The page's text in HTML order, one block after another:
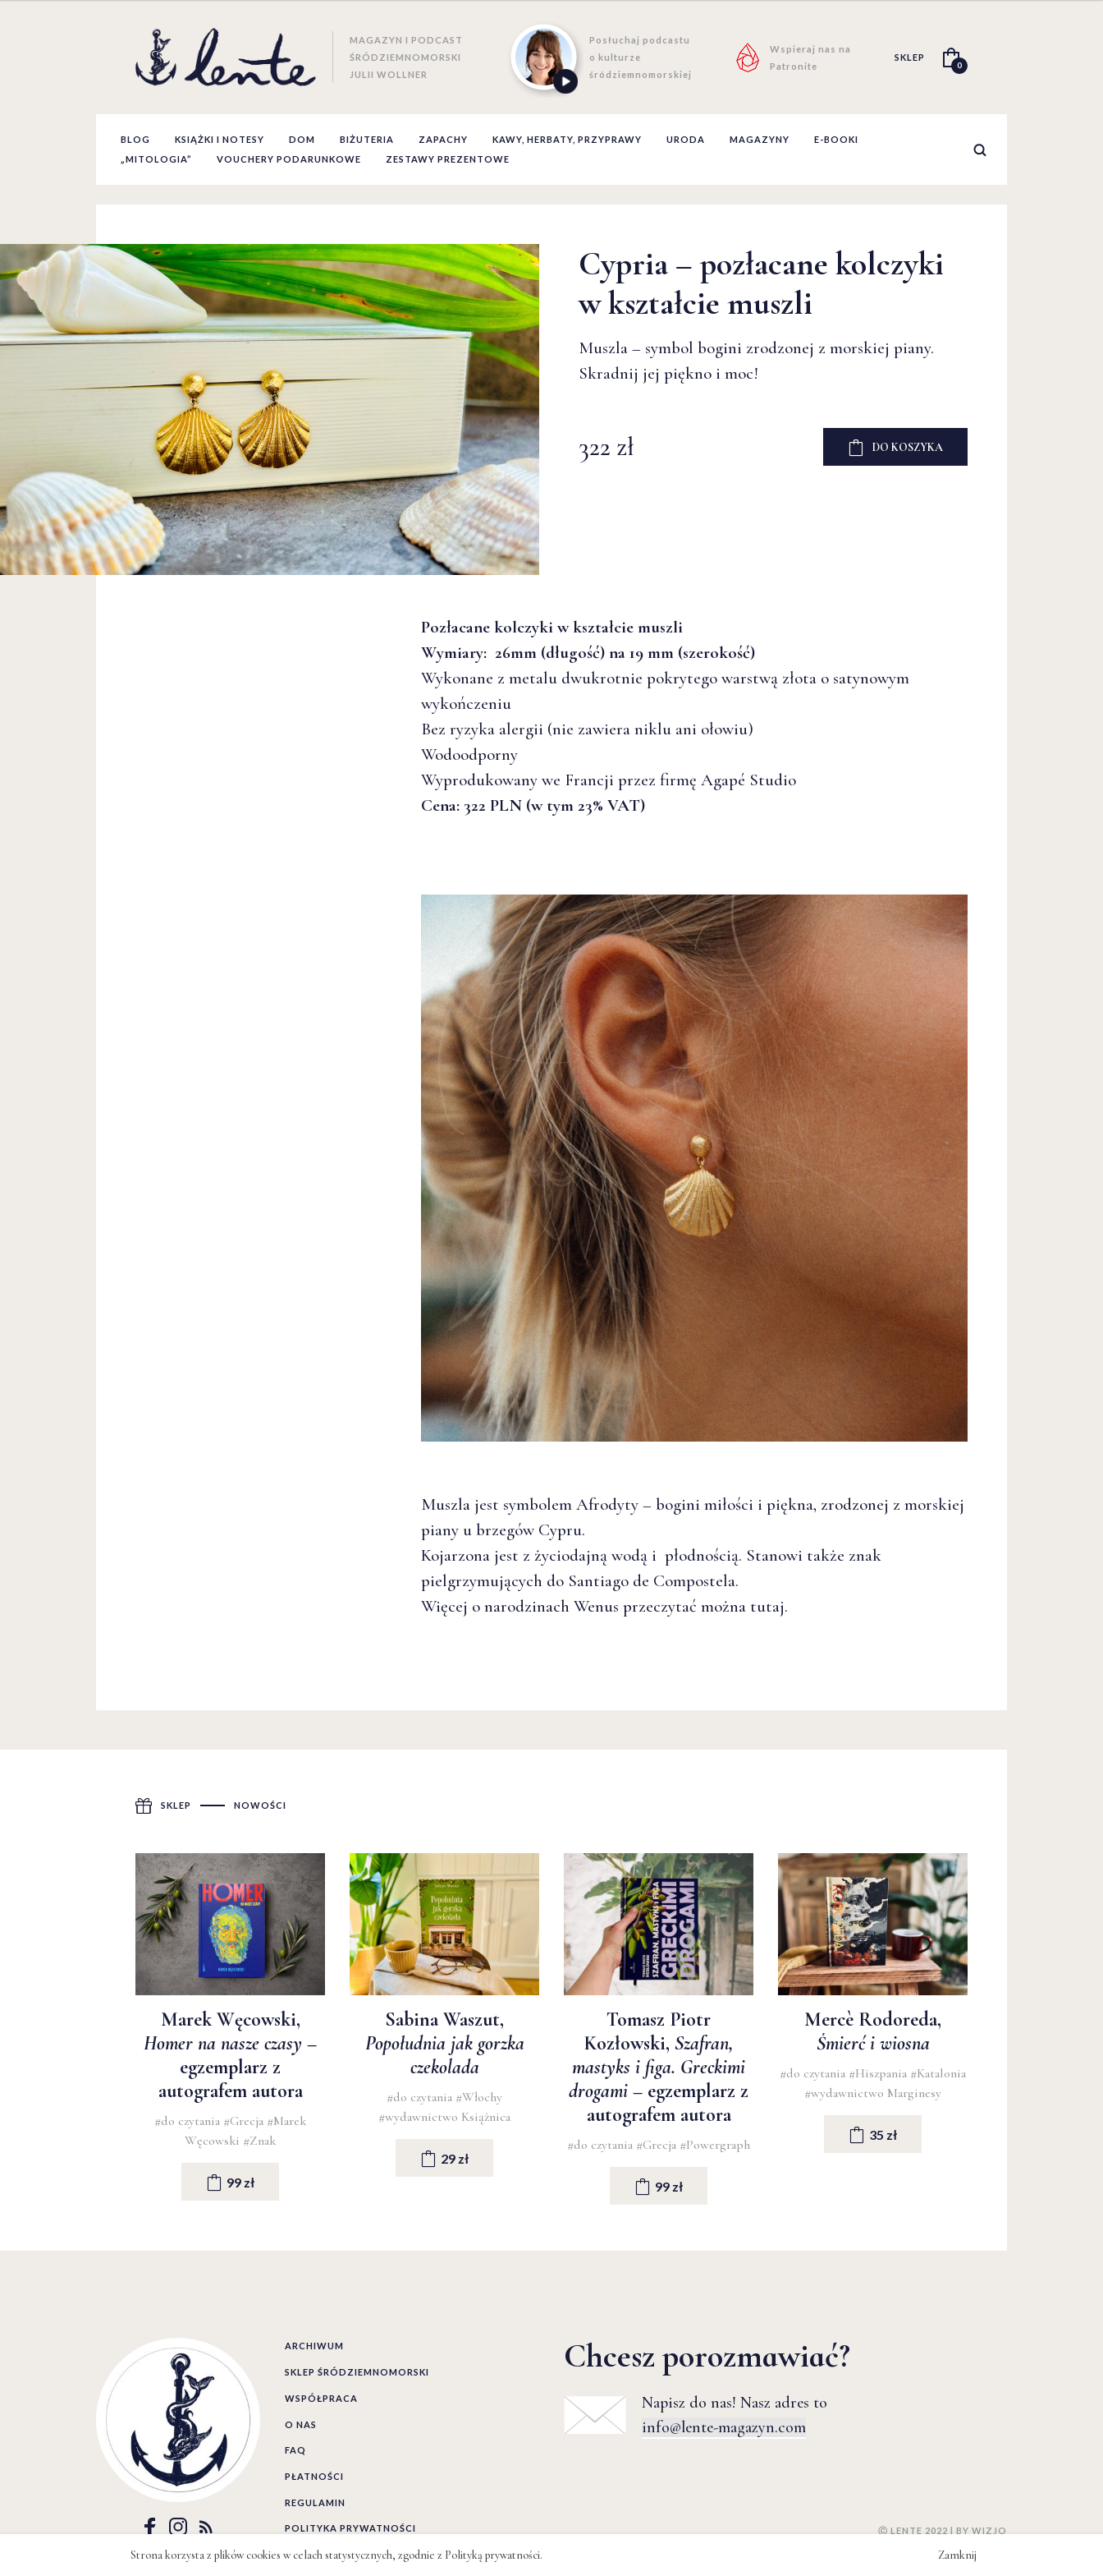
MAGAZYN I PODCAST
ŚRÓDZIEMNOMORSKI
JULII WOLLNER
Posłuchaj podcastu
o kulturze
śródziemnomorskiej
Wspieraj nas na
Patronite
SKLEP
0
BLOG KSIĄŻKI I NOTESY DOM BIŻUTERIA ZAPACHY KAWY, HERBATY, PRZYPRAWY URODA MAGAZYNY
E-BOOKI
„MITOLOGIA”
VOUCHERY PODARUNKOWE ZESTAWY PREZENTOWE
Cypria – pozłacane kolczyki
w kształcie muszli
Muszla – symbol bogini zrodzonej z morskiej piany.
Skradnij jej piękno i moc!
322 zł DO KOSZYKA
Pozłacane kolczyki w kształcie muszli
Wymiary: 26mm (długość) na 19 mm (szerokość)
Wykonane z metalu dwukrotnie pokrytego warstwą złota o satynowym
wykończeniu
Bez ryzyka alergii (nie zawiera niklu ani ołowiu)
Wodoodporny
Wyprodukowany we Francji przez firmę Agapé Studio
Cena: 322 PLN (w tym 23% VAT)
Muszla jest symbolem Afrodyty – bogini miłości i piękna, zrodzonej z morskiej
piany u brzegów Cypru.
Kojarzona jest z życiodajną wodą i płodnością. Stanowi także znak
pielgrzymujących do Santiago de Compostela.
Więcej o narodzinach Wenus przeczytać można tutaj.
SKLEP NOWOŚCI
Marek Węcowski,
Homer na nasze czasy –
egzemplarz z
autografem autora
#do czytania #Grecja #Marek
Węcowski #Znak
99 zł
Sabina Waszut,
Popołudnia jak gorzka
czekolada
#do czytania #Włochy
#wydawnictwo Książnica
29 zł
Tomasz Piotr
Kozłowski, Szafran,
mastyks i figa. Greckimi
drogami – egzemplarz z
autografem autora
#do czytania #Grecja #Powergraph
99 zł
Mercè Rodoreda,
Śmierć i wiosna
#do czytania #Hiszpania #Katalonia
#wydawnictwo Marginesy
35 zł
Chcesz porozmawiać?
Napisz do nas! Nasz adres to
info@lente-magazyn.com
Ⓒ LENTE 2022 | BY WIZJO
ARCHIWUM
SKLEP ŚRÓDZIEMNOMORSKI
WSPÓŁPRACA
O NAS
FAQ
PŁATNOŚCI
REGULAMIN
POLITYKA PRYWATNOŚCI
Strona korzysta z plików cookies w celach statystycznych, zgodnie z Polityką prywatności. Zamknij